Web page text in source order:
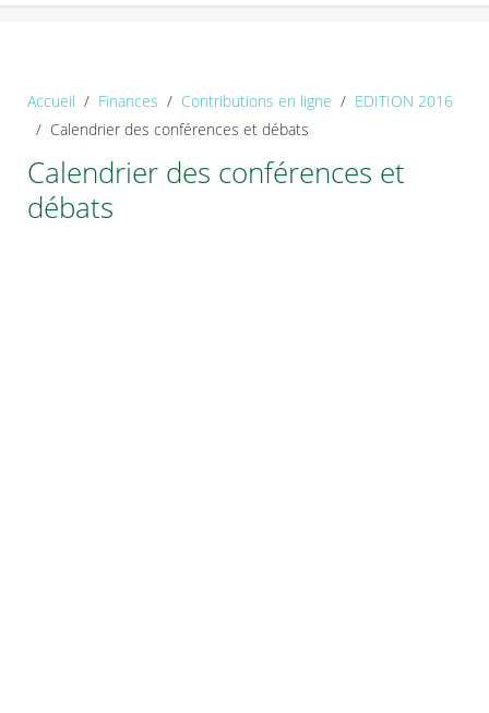
Accueil Finances Contributions en ligne
EDITION 2016
Calendrier des conférences et débats
Calendrier des conférences et
débats